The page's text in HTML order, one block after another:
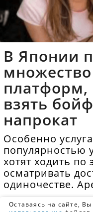
В Японии
взять
напрокат
Особенно
популярностью
хотят ходить по
осматривать
одиночестве.
Оставаясь на сайте,